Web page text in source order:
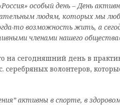
особый день – День
людям, которых мы
то возможность жить, а
членами нашего
на сегодняшний день в
серебряных волонтеров,
”активны в спорте, в